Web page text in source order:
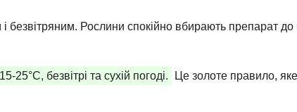
безвітряним. Рослини спокійно вбирають препарат до
безвітрі та сухій погоді.
Це золоте правило,